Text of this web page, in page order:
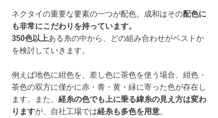
ネクタイの重要な要素の一つが配色。成和はその配色に
も非常にこだわりを持っています。
350色以上ある糸の中から、どの組み合わせがベストか
を検討していきます。
例えば地色に紺色を、差し色に茶色を使う場合、紺色・
茶色の双方に僅かに赤・青・黄・緑に寄った色が存在し
ます。また、 経糸の色でも上に乗る緯糸の見え方は変わ
りますが、自社工場では経糸も多色を用意。